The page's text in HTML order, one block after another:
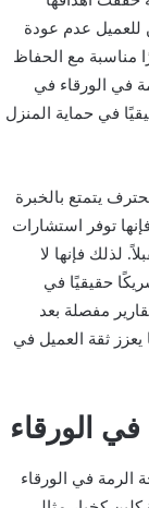
للعميل عدم عودة
مناسبة مع الحفاظ
في الورقاء في
في حماية المنزل
يتمتع بالخبرة
توفر استشارات
لذلك فإنها لا
حقيقيًا في
مفصلة بعد
يعزز ثقة العميل في
الورقاء
الرمة في الورقاء